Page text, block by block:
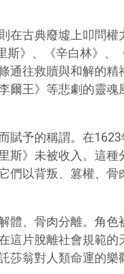
古典廢墟上叩問
》、《辛白林》
往救贖與和解的
王》等悲劇的靈
予的稱謂。在
》未被收入。這
以背叛、篡權、
、骨肉分離。角
片脫離社會規範
翁對人類命運的樂